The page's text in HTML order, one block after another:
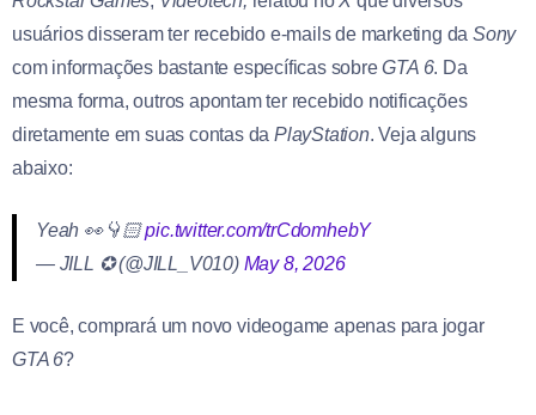
usuários disseram ter recebido e-mails de marketing da Sony
com informações bastante específicas sobreGTA 6. Da
mesma forma, outros apontam ter recebido notificações
diretamente em suas contas da PlayStation. Veja alguns
abaixo:
Yeah 👀👇🏻pic.twitter.com/trCdomhebY
— JILL ✪ (@JILL_V010) May 8, 2026
E você, comprará um novo videogame apenas para jogar
GTA 6?